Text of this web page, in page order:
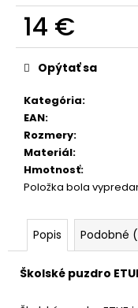
14 €
Jednotková
cena:
Kategória:
EAN:
Rozmery:
Materiál:
Hmotnosť:
Položka bola
Opýtať sa
Popis Podobné
Školské puzdro
ú
a
m
BOX
NA
ZOŠITY
A5
JUMBO
PLAYWORLD
4,60